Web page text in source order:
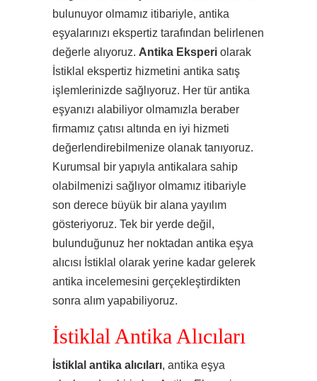
bulunuyor olmamız itibariyle, antika
eşyalarınızı ekspertiz tarafından belirlenen
değerle alıyoruz. Antika Eksperi olarak
İstiklal ekspertiz hizmetini antika satış
işlemlerinizde sağlıyoruz. Her tür antika
eşyanızı alabiliyor olmamızla beraber
firmamız çatısı altında en iyi hizmeti
değerlendirebilmenize olanak tanıyoruz.
Kurumsal bir yapıyla antikalara sahip
olabilmenizi sağlıyor olmamız itibariyle
son derece büyük bir alana yayılım
gösteriyoruz. Tek bir yerde değil,
bulunduğunuz her noktadan antika eşya
alıcısı İstiklal olarak yerine kadar gelerek
antika incelemesini gerçekleştirdikten
sonra alım yapabiliyoruz.
İstiklal Antika Alıcıları
İstiklal antika alıcıları, antika eşya